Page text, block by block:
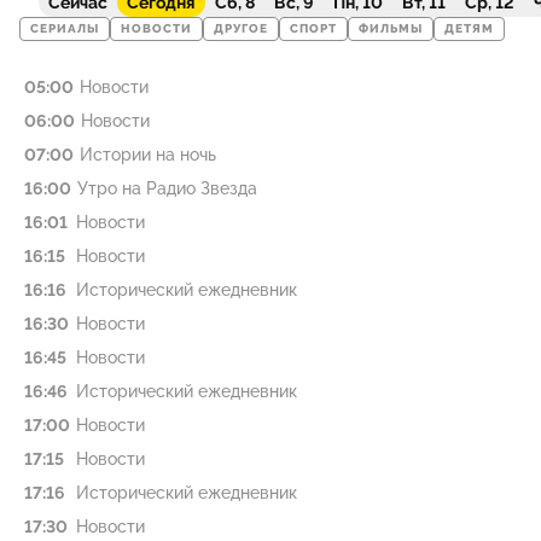
СЕРИАЛЫ НОВОСТИ ДРУГОЕ СПОРТ ФИЛЬМЫ ДЕТЯМ
05:00 Новости
06:00 Новости
07:00 Истории на ночь
16:00 Утро на Радио Звезда
16:01 Новости
16:15
Новости
16:16
Исторический ежедневник
16:30 Новости
16:45
Новости
16:46
Исторический ежедневник
17:00 Новости
17:15
Новости
17:16
Исторический ежедневник
17:30
Новости